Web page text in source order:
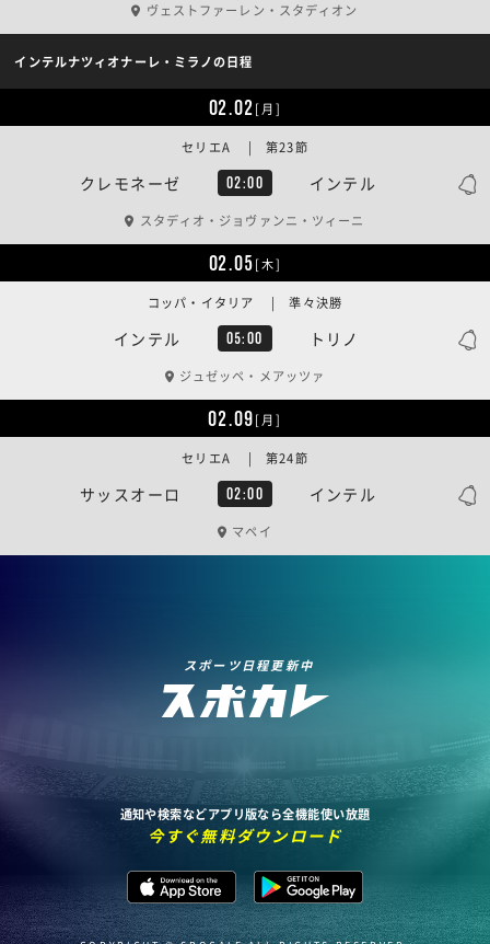
ヴェストファーレン・スタディオン
インテルナツィオナーレ・ミラノの日程
02.02[月]
クレモネーゼ 02:00 インテル
セリエA | 第23節
スタディオ・ジョヴァンニ・ツィーニ
02.05[木]
インテル 05:00 トリノ
コッパ・イタリア | 準々決勝
ジュゼッペ・メアッツァ
02.09[月]
サッスオーロ 02:00 インテル
セリエA | 第24節
マペイ
スポーツ日程更新中
通知や検索などアプリ版なら全機能使い放題
今すぐ無料ダウンロード